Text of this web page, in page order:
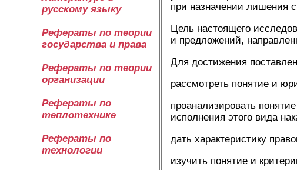
русскому языку
Рефераты по теории
государства и права
Рефераты по теории
организации
Рефераты по
теплотехнике
Рефераты по
технологии
при назначении лишения
Цель настоящего
и предложений,
Для достижения
рассмотреть понятие и
проанализировать
исполнения этого вида
дать характеристику
изучить понятие и